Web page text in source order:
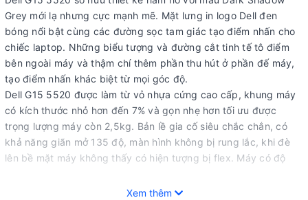
Grey mới lạ nhưng cực mạnh mẽ. Mặt lưng in logo Dell đen
bóng nổi bật cùng các đường sọc tam giác tạo điểm nhấn cho
chiếc laptop. Những biểu tượng và đường cắt tinh tế tô điểm
bên ngoài máy và thậm chí thêm phần thu hút ở phần đế máy,
tạo điểm nhấn khác biệt từ mọi góc độ.
Dell G15 5520 được làm từ vỏ nhựa cứng cao cấp, khung máy
có kích thước nhỏ hơn đến 7% và gọn nhẹ hơn tối ưu được
trọng lượng máy còn 2,5kg. Bản lề gia cố siêu chắc chắn, có
khả năng giãn mở 135 độ, màn hình không bị rung lắc, khi đè
lên bề mặt máy không thấy có hiện tượng bị flex. Máy có độ
năng chống chịu các tác động ngoại lực tốt, đảm bảo việc sử
Xem thêm